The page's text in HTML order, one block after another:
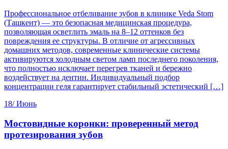
Профессиональное отбеливание зубов в клинике Veda Stom
(Ташкент) — это безопасная медицинская процедура,
позволяющая осветлить эмаль на 8–12 оттенков без
повреждения ее структуры. В отличие от агрессивных
домашних методов, современные клинические системы
активируются холодным светом ламп последнего поколения,
что полностью исключает перегрев тканей и бережно
воздействует на дентин. Индивидуальный подбор
концентрации геля гарантирует стабильный эстетический […]
18/ Июнь
Мостовидные коронки: проверенный метод
протезирования зубов